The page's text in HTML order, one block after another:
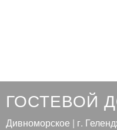
ГОСТЕВОЙ
Дивноморское | г.